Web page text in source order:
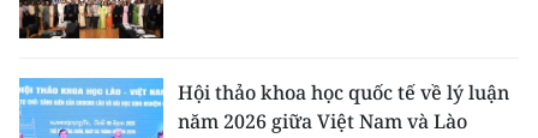
Hội thảo khoa học quốc tế về lý luận
năm 2026 giữa Việt Nam và Lào